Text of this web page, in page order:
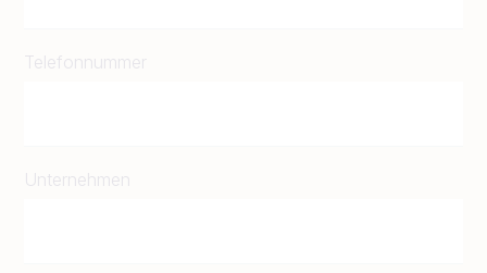
Telefonnummer
Unternehmen